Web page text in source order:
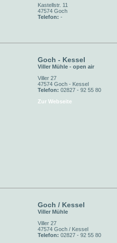
Kastellstr. 11
47574 Goch
Telefon: -
Goch - Kessel
Viller Mühle - open air
Viller 27
47574 Goch - Kessel
Telefon: 02827 - 92 55 80
Zur Webseite
Goch / Kessel
Viller Mühle
Viller 27
47574 Goch / Kessel
Telefon: 02827 - 92 55 80